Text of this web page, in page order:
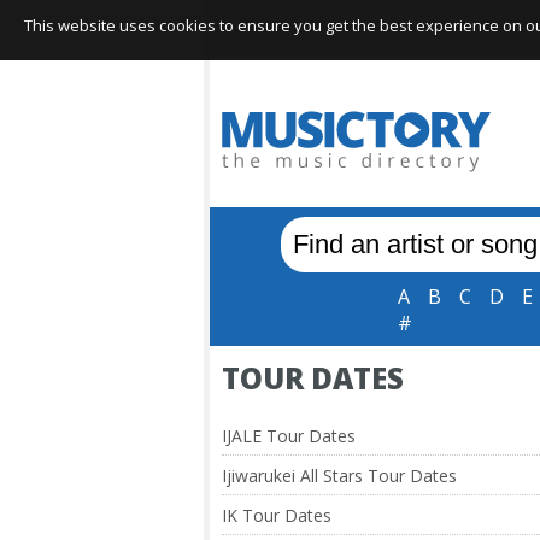
A B C D E
#
TOUR DATES
IJALE Tour Dates
Ijiwarukei All Stars Tour Dates
IK Tour Dates
This website uses cookies to ensure you get the best experience on